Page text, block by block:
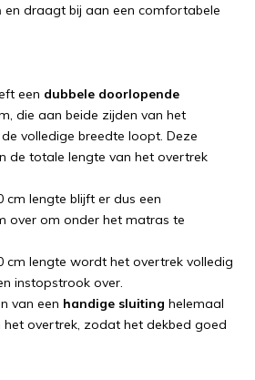
en draagt bij aan een comfortabele
een dubbele doorlopende
die aan beide zijden van het
volledige breedte loopt. Deze
de totale lengte van het overtrek
cm lengte blijft er dus een
over om onder het matras te
cm lengte wordt het overtrek volledig
instopstrook over.
van een handige sluiting helemaal
overtrek, zodat het dekbed goed